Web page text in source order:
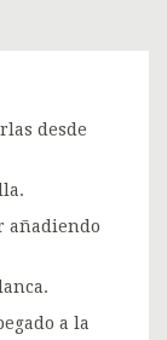
desde
añadiendo
a la